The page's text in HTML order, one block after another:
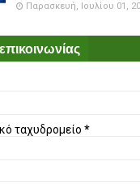
Παρασκευή, Ιουλίου 01,
ταχυδρομείο *